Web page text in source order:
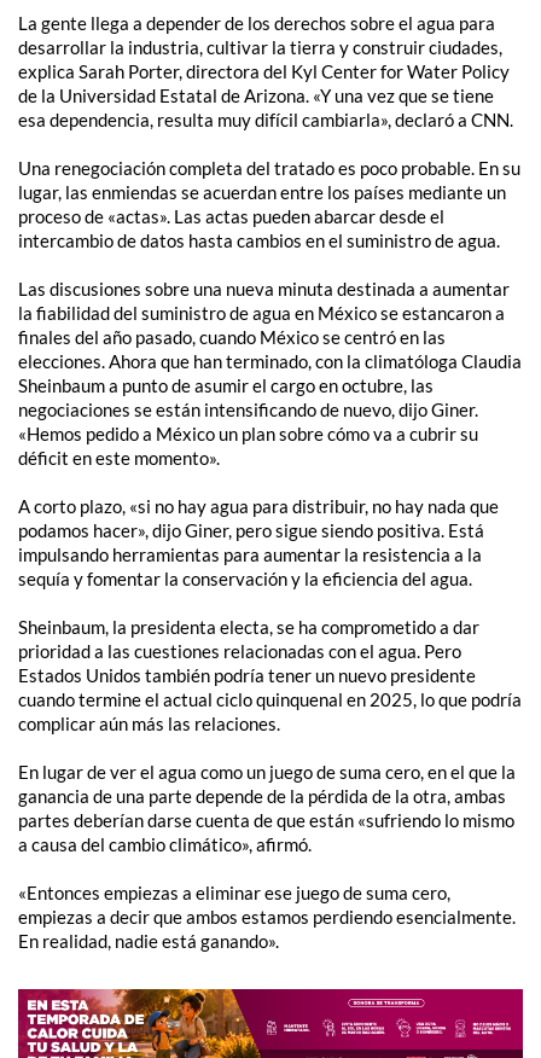
La gente llega a depender de los derechos sobre el agua para
desarrollar la industria, cultivar la tierra y construir ciudades,
explica Sarah Porter, directora del Kyl Center for Water Policy
de la Universidad Estatal de Arizona. «Y una vez que se tiene
esa dependencia, resulta muy difícil cambiarla», declaró a CNN.
Una renegociación completa del tratado es poco probable. En su
lugar, las enmiendas se acuerdan entre los países mediante un
proceso de «actas». Las actas pueden abarcar desde el
intercambio de datos hasta cambios en el suministro de agua.
Las discusiones sobre una nueva minuta destinada a aumentar
la fiabilidad del suministro de agua en México se estancaron a
finales del año pasado, cuando México se centró en las
elecciones. Ahora que han terminado, con la climatóloga Claudia
Sheinbaum a punto de asumir el cargo en octubre, las
negociaciones se están intensificando de nuevo, dijo Giner.
«Hemos pedido a México un plan sobre cómo va a cubrir su
déficit en este momento».
A corto plazo, «si no hay agua para distribuir, no hay nada que
podamos hacer», dijo Giner, pero sigue siendo positiva. Está
impulsando herramientas para aumentar la resistencia a la
sequía y fomentar la conservación y la eficiencia del agua.
Sheinbaum, la presidenta electa, se ha comprometido a dar
prioridad a las cuestiones relacionadas con el agua. Pero
Estados Unidos también podría tener un nuevo presidente
cuando termine el actual ciclo quinquenal en 2025, lo que podría
complicar aún más las relaciones.
En lugar de ver el agua como un juego de suma cero, en el que la
ganancia de una parte depende de la pérdida de la otra, ambas
partes deberían darse cuenta de que están «sufriendo lo mismo
a causa del cambio climático», afirmó.
«Entonces empiezas a eliminar ese juego de suma cero,
empiezas a decir que ambos estamos perdiendo esencialmente.
En realidad, nadie está ganando».